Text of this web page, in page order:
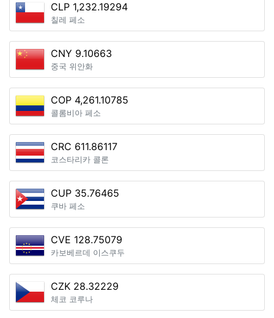
CLP 1,232.19294
칠레 페소
CNY 9.10663
중국 위안화
COP 4,261.10785
콜롬비아 페소
CRC 611.86117
코스타리카 콜론
CUP 35.76465
쿠바 페소
CVE 128.75079
카보베르데 이스쿠두
CZK 28.32229
체코 코루나